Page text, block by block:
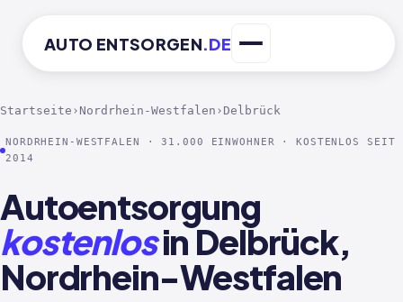
AUTO ENTSORGEN.DE
Startseite › Nordrhein-Westfalen › Delbrück
NORDRHEIN-WESTFALEN · 31.000 EINWOHNER · KOSTENLOS SEIT
2014
Autoentsorgung
kostenlosin Delbrück,
Nordrhein-Westfalen